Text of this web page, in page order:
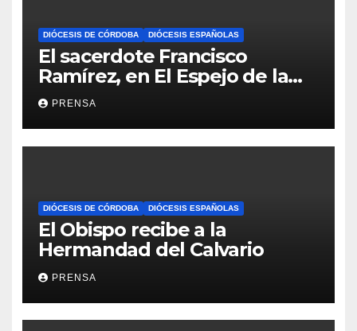
DIÓCESIS DE CÓRDOBA DIÓCESIS ESPAÑOLAS
El sacerdote Francisco
Ramírez, en El Espejo de la
Iglesia
PRENSA
DIÓCESIS DE CÓRDOBA DIÓCESIS ESPAÑOLAS
El Obispo recibe a la
Hermandad del Calvario
PRENSA